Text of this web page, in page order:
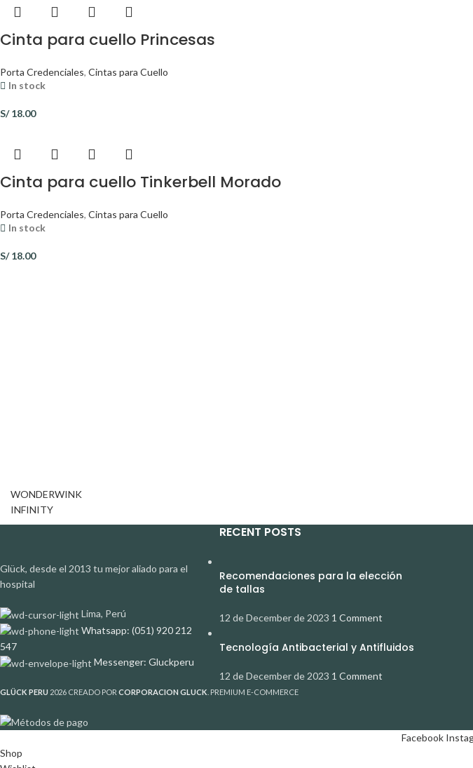
Cinta para cuello Princesas
Porta Credenciales, Cintas para Cuello
In stock
S/18.00
Cinta para cuello Tinkerbell Morado
Porta Credenciales, Cintas para Cuello
In stock
S/18.00
WONDERWINK
INFINITY
Glück, desde el 2013 tu mejor aliado para el
hospital
Lima, Perú
Whatsapp: (051) 920 212
547
Messenger: Gluckperu
RECENT POSTS
Recomendaciones para la elección
de tallas
12 de December de 2023 1 Comment
Tecnología Antibacterial y Antifluidos
12 de December de 2023 1 Comment
GLÜCK PERU 2026 CREADO POR CORPORACION GLUCK . PREMIUM E-COMMERCE
Facebook
Shop